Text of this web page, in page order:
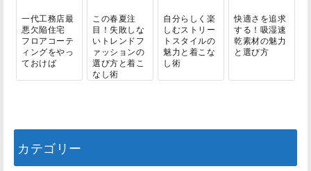
一代工務店最
悪欠陥住宅
フロアコーテ
ィングをやっ
ておけば
この春夏注
目！失敗しな
いトレンドフ
ァッションの
選び方と着こ
なし術
自分らしく楽
しむストリー
トスタイルの
魅力と着こな
し術
快適さを追求
する！吸湿速
乾素材の魅力
と選び方
カテゴリー